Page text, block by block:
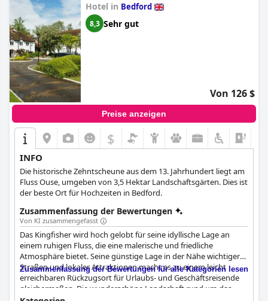
Hotel in Bedford
8,3 Sehr gut
Von 126 $
Preise anzeigen
$
INFO
Die historische Zehntscheune aus dem 13. Jahrhundert liegt am
Fluss Ouse, umgeben von 3,5 Hektar Landschaftsgärten. Dies ist
der beste Ort für Hochzeiten in Bedford.
Zusammenfassung der Bewertungen
Von KI zusammengefasst
Das Kingfisher wird hoch gelobt für seine idyllische Lage an
einem ruhigen Fluss, die eine malerische und friedliche
Atmosphäre bietet. Seine günstige Lage in der Nähe wichtiger
Straßen und lokaler Attraktionen macht es zu einem leicht
erreichbaren Rückzugsort für Urlaubs- und Geschäftsreisende
gleichermaßen. Die wunderschöne Landschaft rund um das
Zusammenfassung der Bewertungen für alle Kategorien lesen